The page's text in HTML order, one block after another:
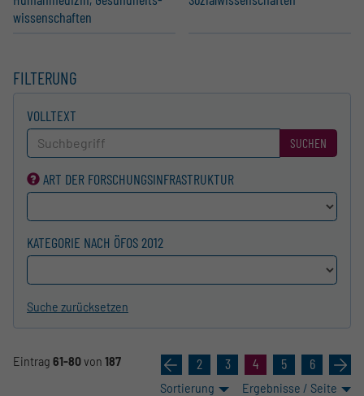
wis­sen­schaften
FILTERUNG
VOLLTEXT
SUCHEN
ART DER FORSCHUNGS­INFRASTRUKTUR
KATEGORIE NACH ÖFOS 2012
Suche zurücksetzen
Eintrag 61-80von 187 « 2 3 4 5 6 »
Sortierung Ergebnisse / Seite